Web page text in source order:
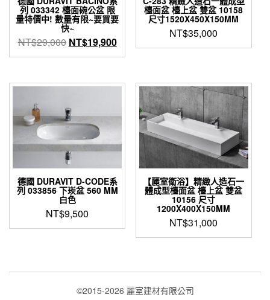
列 033342 檯面碗公盆 限
量特價中! 數量有限~要買要
快~
NT$29,000 原
始
格：
NT$19,900目
前
格：
NT$19,900。
檯面盆 檯上盆 雙盆 10158
尺寸1520X450X150MM
NT$35,000
德國 DURAVIT D-CODE系
列 033856 下崁盆 560 MM
白色
NT$9,500
【麗室衛浴】精緻人造石一
體成型檯面盆 檯上盆 雙盆
10156 尺寸
1200X400X150MM
NT$31,000
©2015-2026 麗室建材有限公司